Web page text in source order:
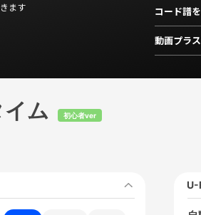
ます コード譜
動画プラ
ム 初心者ver
U-